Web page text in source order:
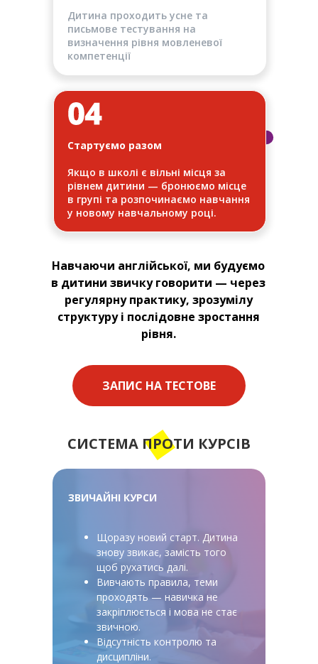
Дитина проходить усне та
письмове тестування на
визначення рівня мовленевої
компетенції
Стартуємо разом
Якщо в школі є вільні місця за
рівнем дитини — бронюємо місце
в групі та розпочинаємо навчання
у новому навчальному році.
Навчаючи англійської, ми будуємо
в дитини звичку говорити — через
регулярну практику, зрозумілу
структуру і послідовне зростання
рівня.
ЗАПИС НА ТЕСТОВЕ
СИСТЕМА ПРОТИ КУРСІВ
ЗВИЧАЙНІ КУРСИ
Щоразу новий старт. Дитина
знову звикає, замість того
щоб рухатись далі.
Вивчають правила, теми
проходять — навичка не
закріплюється і мова не стає
звичною.
Відсутність контролю та
дисципліни.